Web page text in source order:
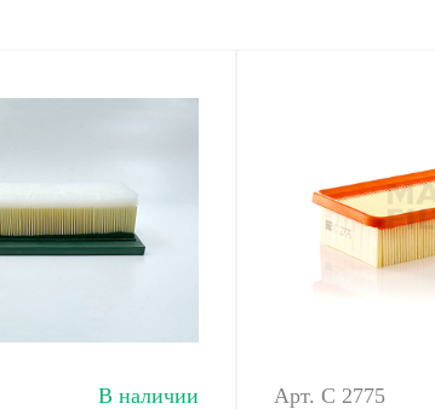
В наличии
Арт. C 2775